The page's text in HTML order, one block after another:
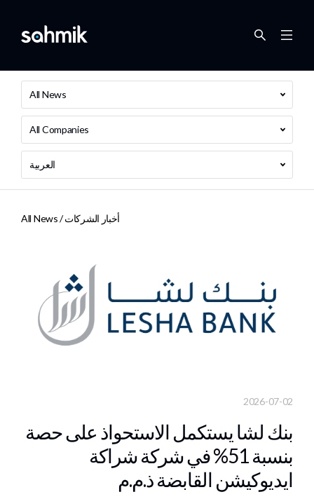
All News
All Companies
العربية
All News /أخبار الشركات
2026-07-02
بنك لشا يستكمل الاستحواذ على حصة
بنسبة 51% في شركة شراكة
ايديوكيشن القابضة ذ.م.م